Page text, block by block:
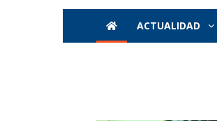
ACTUALIDAD